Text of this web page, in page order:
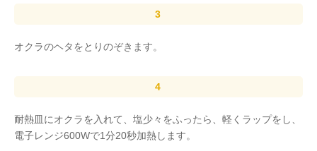
オクラのヘタをとりのぞきます。
耐熱皿にオクラを入れて、塩少々をふったら、軽くラップをし、
電子レンジ600Wで1分20秒加熱します。